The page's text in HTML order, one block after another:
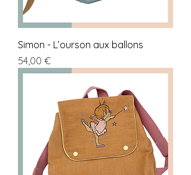
Simon - L’ourson aux ballons
Prix
54,00 €